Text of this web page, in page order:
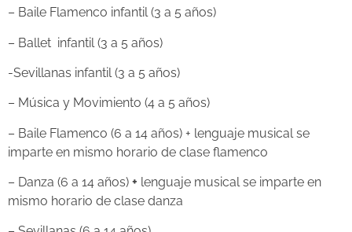
– Baile Flamenco infantil (3 a 5 años)
– Ballet infantil (3 a 5 años)
-Sevillanas infantil (3 a 5 años)
– Música y Movimiento (4 a 5 años)
– Baile Flamenco (6 a 14 años) + lenguaje musical se
imparte en mismo horario de clase flamenco
– Danza (6 a 14 años) + lenguaje musical se imparte en
mismo horario de clase danza